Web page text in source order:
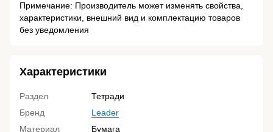
Примечание: Производитель может изменять свойства,
характеристики, внешний вид и комплектацию товаров
без уведомления
Характеристики
Раздел
Тетради
Бренд
Leader
Материал
Бумага